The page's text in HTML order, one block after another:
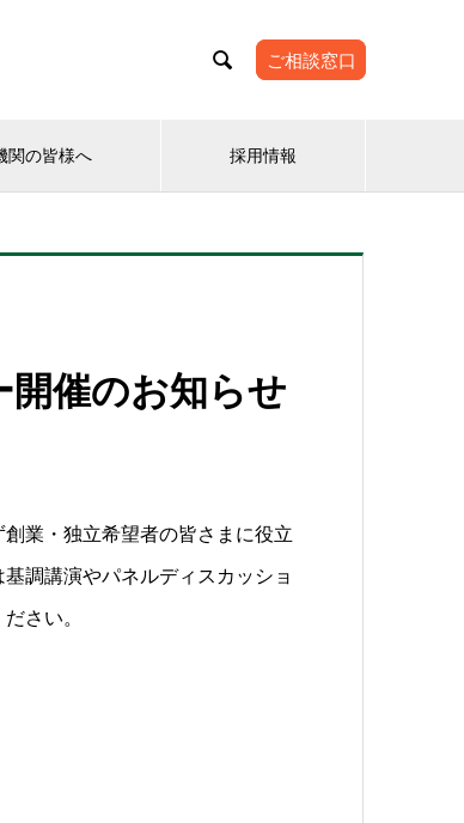
 ご相談窓口
関の皆様へ 採用情報
開催のお知らせ
業・独立希望者の皆さまに役立
調講演やパネルディスカッショ
さい。